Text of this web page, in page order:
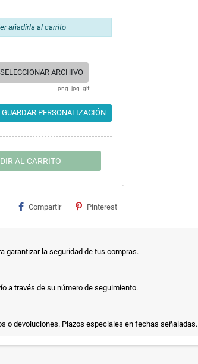
añadirla al carrito
SELECCIONAR ARCHIVO
.png .jpg .gif
GUARDAR PERSONALIZACIÓN
AL CARRITO
Compartir Pinterest
garantizar la seguridad de tus compras.
a través de su número de seguimiento.
o devoluciones. Plazos especiales en fechas señaladas.